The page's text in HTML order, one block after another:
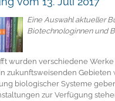
Eine Auswahl aktueller
Biotechnologinnen und
wurden verschiedene
zukunftsweisenden
biologischer Systeme
zur Verfügung